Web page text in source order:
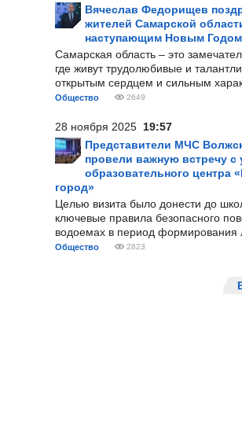
Вячеслав Федорищев
жителей Самарской
наступающим Новым Годом
Самарская область – это
где живут трудолюбивые и
открытым сердцем и сильным
Общество 2649
28 ноября 2025 19:57
Представители МЧС
провели важную встречу с
образовательного центра
город»
Целью визита было донести до
ключевые правила безопасного
водоемах в период формирования
Общество 2823